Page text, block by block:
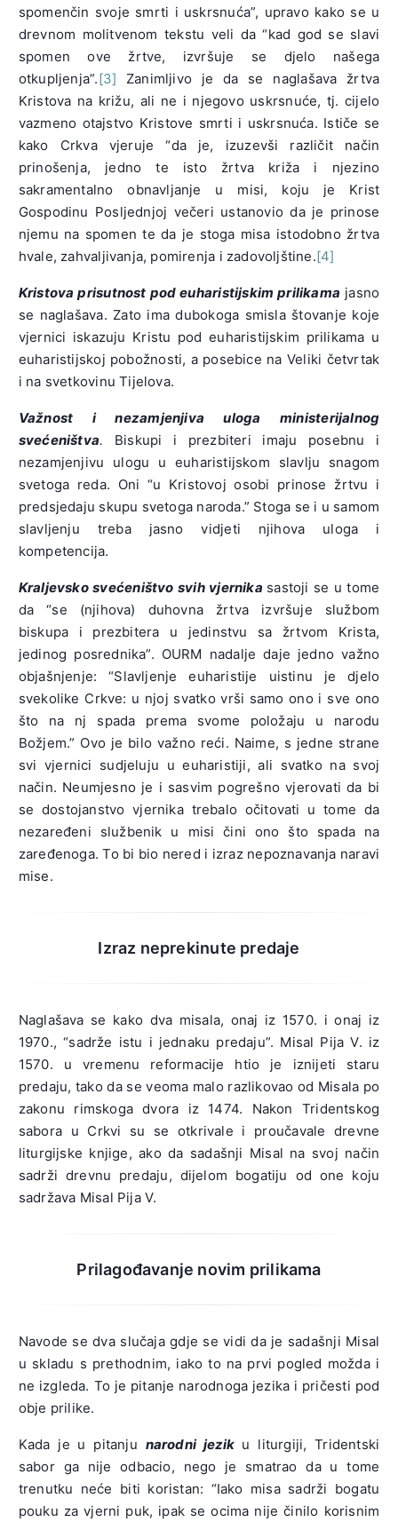
spomenčin svoje smrti i uskrsnuća”, upravo kako se u
drevnom molitvenom tekstu veli da “kad god se slavi
spomen ove žrtve, izvršuje se djelo našega
otkupljenja”.[3] Zanimljivo je da se naglašava žrtva
Kristova na križu, ali ne i njegovo uskrsnuće, tj. cijelo
vazmeno otajstvo Kristove smrti i uskrsnuća. Ističe se
kako Crkva vjeruje “da je, izuzevši različit način
prinošenja, jedno te isto žrtva križa i njezino
sakramentalno obnavljanje u misi, koju je Krist
Gospodinu Posljednjoj večeri ustanovio da je prinose
njemu na spomen te da je stoga misa istodobno žrtva
hvale, zahvaljivanja, pomirenja i zadovoljštine.[4]
Kristova prisutnost pod euharistijskim prilikama jasno
se naglašava. Zato ima dubokoga smisla štovanje koje
vjernici iskazuju Kristu pod euharistijskim prilikama u
euharistijskoj pobožnosti, a posebice na Veliki četvrtak
i na svetkovinu Tijelova.
Važnost i nezamjenjiva uloga ministerijalnog
svećeništva. Biskupi i prezbiteri imaju posebnu i
nezamjenjivu ulogu u euharistijskom slavlju snagom
svetoga reda. Oni “u Kristovoj osobi prinose žrtvu i
predsjedaju skupu svetoga naroda.” Stoga se i u samom
slavljenju treba jasno vidjeti njihova uloga i
kompetencija.
Kraljevsko svećeništvo svih vjernika sastoji se u tome
da “se (njihova) duhovna žrtva izvršuje službom
biskupa i prezbitera u jedinstvu sa žrtvom Krista,
jedinog posrednika”. OURM nadalje daje jedno važno
objašnjenje: “Slavljenje euharistije uistinu je djelo
svekolike Crkve: u njoj svatko vrši samo ono i sve ono
što na nj spada prema svome položaju u narodu
Božjem.” Ovo je bilo važno reći. Naime, s jedne strane
svi vjernici sudjeluju u euharistiji, ali svatko na svoj
način. Neumjesno je i sasvim pogrešno vjerovati da bi
se dostojanstvo vjernika trebalo očitovati u tome da
nezaređeni službenik u misi čini ono što spada na
zaređenoga. To bi bio nered i izraz nepoznavanja naravi
mise.
Izraz neprekinute predaje
Naglašava se kako dva misala, onaj iz 1570. i onaj iz
1970., “sadrže istu i jednaku predaju”. Misal Pija V. iz
1570. u vremenu reformacije htio je iznijeti staru
predaju, tako da se veoma malo razlikovao od Misala po
zakonu rimskoga dvora iz 1474. Nakon Tridentskog
sabora u Crkvi su se otkrivale i proučavale drevne
liturgijske knjige, ako da sadašnji Misal na svoj način
sadrži drevnu predaju, dijelom bogatiju od one koju
sadržava Misal Pija V.
Prilagođavanje novim prilikama
Navode se dva slučaja gdje se vidi da je sadašnji Misal
u skladu s prethodnim, iako to na prvi pogled možda i
ne izgleda. To je pitanje narodnoga jezika i pričesti pod
obje prilike.
Kada je u pitanju narodni jezik u liturgiji, Tridentski
sabor ga nije odbacio, nego je smatrao da u tome
trenutku neće biti koristan: “Iako misa sadrži bogatu
pouku za vjerni puk, ipak se ocima nije činilo korisnim